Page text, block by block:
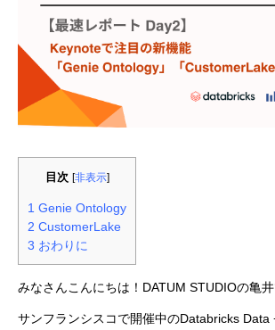
目次 [非表示]
1 Genie Ontology
2 CustomerLake
3 おわりに
みなさんこんにちは！DATUM STUDIOの亀井
サンフランシスコで開催中のDatabricks Data